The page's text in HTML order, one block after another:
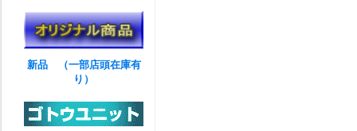
新品 （一部店頭在庫有
り）